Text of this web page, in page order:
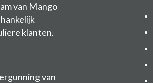
van Mango
klanten.
van